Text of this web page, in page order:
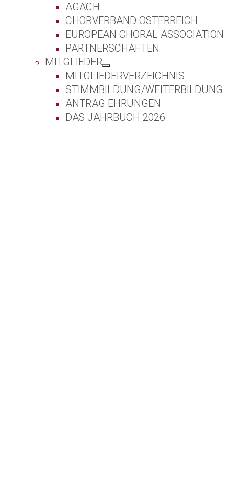
AGACH
CHORVERBAND ÖSTERREICH
EUROPEAN CHORAL ASSOCIATION
PARTNERSCHAFTEN
MITGLIEDER
MITGLIEDERVERZEICHNIS
STIMMBILDUNG/WEITERBILDUNG
ANTRAG EHRUNGEN
DAS JAHRBUCH 2026